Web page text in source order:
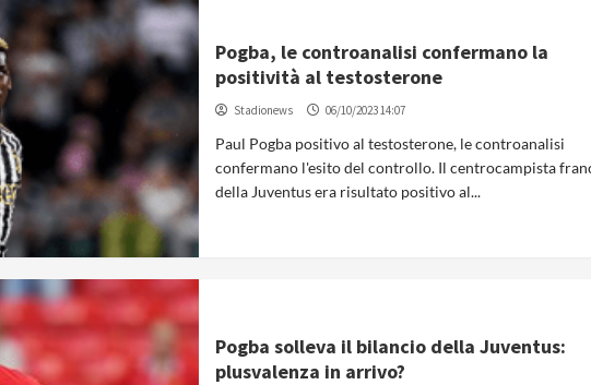
Pogba, le controanalisi confermano la
positività al testosterone
Stadionews 06/10/2023 14:07
Paul Pogba positivo al testosterone, le controanalisi
confermano l'esito del controllo. Il centrocampista
della Juventus era risultato positivo al...
Pogba solleva il bilancio della Juventus:
plusvalenza in arrivo?